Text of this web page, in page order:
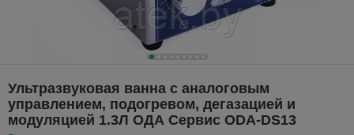
Ультразвуковая ванна с аналоговым
управлением, подогревом, дегазацией и
модуляцией 1.3Л ОДА Сервис ODA-DS13